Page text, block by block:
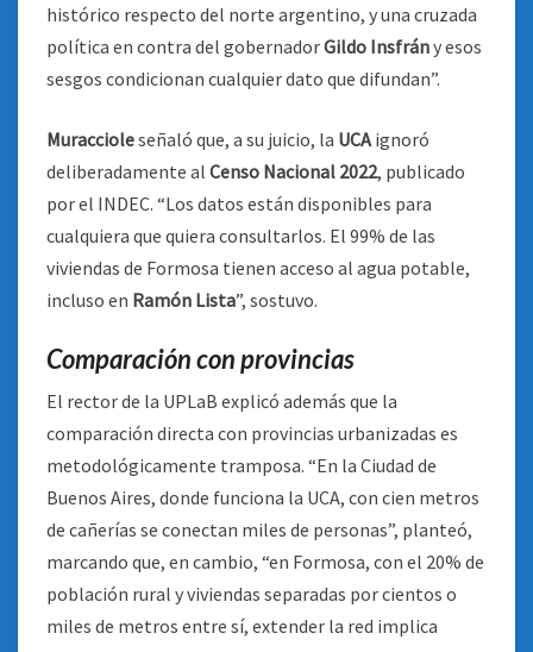
histórico respecto del norte argentino, y una cruzada
política en contra del gobernadorGildo Insfrány esos
sesgos condicionan cualquier dato que difundan”.
Muraccioleseñaló que, a su juicio, la UCAignoró
deliberadamente al Censo Nacional 2022, publicado
por el INDEC. “Los datos están disponibles para
cualquiera que quiera consultarlos. El 99% de las
viviendas de Formosa tienen acceso al agua potable,
incluso en Ramón Lista”, sostuvo.
Comparación con provincias
El rector de la UPLaB explicó además que la
comparación directa con provincias urbanizadas es
metodológicamente tramposa. “En la Ciudad de
Buenos Aires, donde funciona la UCA, con cien metros
de cañerías se conectan miles de personas”, planteó,
marcando que, en cambio, “en Formosa, con el 20% de
población rural y viviendas separadas por cientos o
miles de metros entre sí, extender la red implica